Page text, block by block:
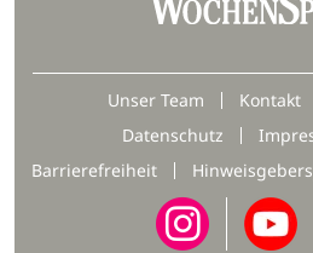
Unser Team Kontakt
Datenschutz
Barrierefreiheit